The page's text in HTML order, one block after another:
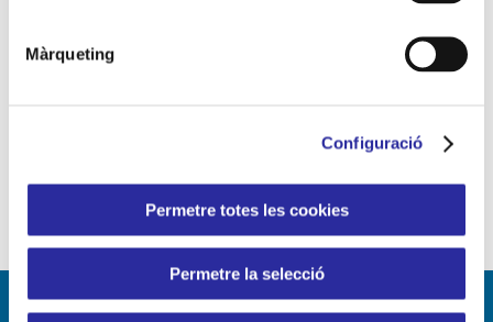
Màrqueting
Configuració
Permetre totes les cookies
Permetre la selecció
Sant Jordi solucions eficients